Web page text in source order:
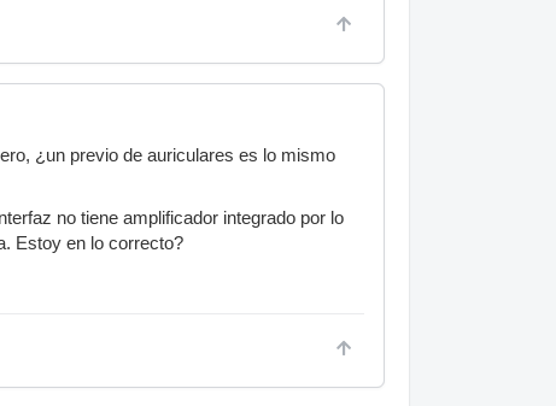
¿un previo de auriculares es lo mismo
no tiene amplificador integrado por lo
Estoy en lo correcto?